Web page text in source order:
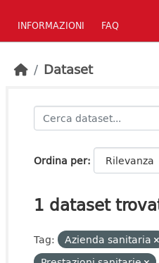
INFORMAZIONI FAQ
Dataset
Ordina per
1 dataset
Tag:
Azienda sanitaria